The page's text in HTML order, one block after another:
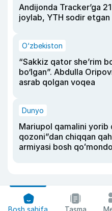
Andijonda Tracker’ga
joylab, YTH sodir etgan
O‘zbekiston
“Sakkiz qator she’rim
bo‘lgan”. Abdulla
asrab qolgan voqea
Dunyo
Mariupol qamalini yorib
qozoni”dan chiqqan
armiyasi bosh
Bosh sahifa Tasma